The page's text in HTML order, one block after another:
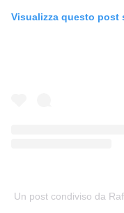
Visualizza questo post
Un post condiviso da